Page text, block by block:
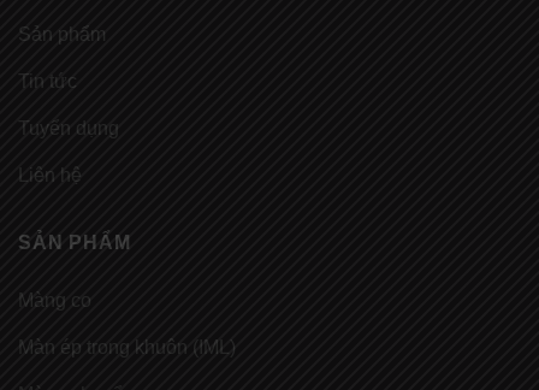
Sản phẩm
Tin tức
Tuyển dụng
Liên hệ
SẢN PHẨM
Màng co
Màn ép trong khuôn (IML)